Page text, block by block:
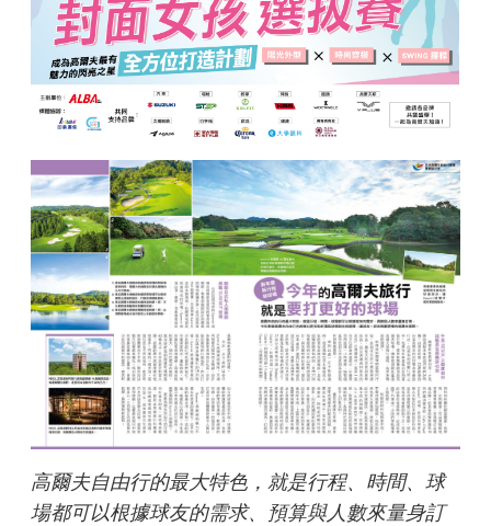
高爾夫自由行的最大特色，就是行程、時間、球
場都可以根據球友的需求、預算與人數來量身訂